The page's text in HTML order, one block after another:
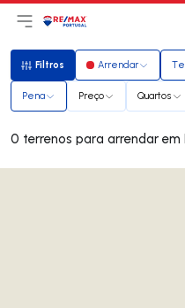
Abri menu principal
LogoIr para página
Filtros
Filtros Arrendar
Pena Preço Quartos
0 terrenos